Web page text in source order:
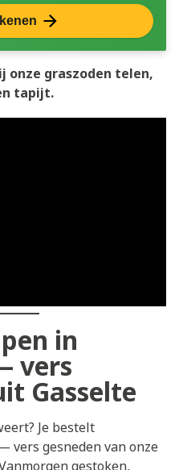
onze graszoden telen,
tapijt.
in
vers
Gasselte
Je bestelt
vers gesneden van onze
gestoken,